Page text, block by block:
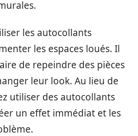
les autocollants
les espaces loués. Il
de repeindre des pièces
leur look. Au lieu de
utiliser des autocollants
un effet immédiat et les